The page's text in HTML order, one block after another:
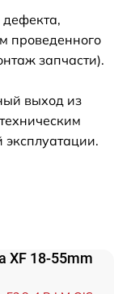
проведенного
запчасти).
выход из
XF 18-55mm